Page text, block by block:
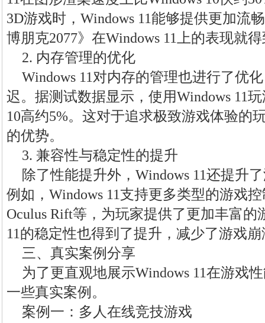
3D游戏时，Windows 11能够提供更加流
博朋克2077》在Windows 11上的表现就
2. 内存管理的优化
Windows 11对内存的管理也进行了优
迟。据测试数据显示，使用Windows 11
10高约5%。这对于追求极致游戏体验的
的优势。
3. 兼容性与稳定性的提升
除了性能提升外，Windows 11还提升
例如，Windows 11支持更多类型的游戏
Oculus Rift等，为玩家提供了更加丰富的
11的稳定性也得到了提升，减少了游戏
三、真实案例分享
为了更直观地展示Windows 11在游戏
一些真实案例。
案例一：多人在线竞技游戏